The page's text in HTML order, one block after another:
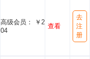
高级会员： ￥2
04
查看
去
注
册